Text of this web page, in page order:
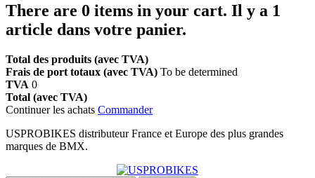
There are 0 items in your cart. Il y a 1
article dans votre panier.
Total des produits (avec TVA)
Frais de port totaux (avec TVA) To be determined
TVA 0
Total (avec TVA)
Continuer les achats Commander
USPROBIKES distributeur France et Europe des plus grandes
marques de BMX.